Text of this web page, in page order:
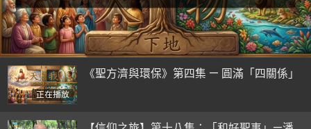
正在播放
《聖方濟與環保》第四集 — 圓滿「四關係」